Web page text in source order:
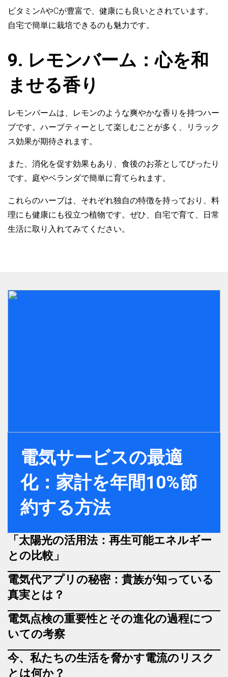
ビタミンAやCが豊富で、健康にも良いとされています。
自宅で簡単に栽培できるのも魅力です。
9. レモンバーム：心を和
ませる香り
レモンバームは、レモンのような爽やかな香りを持つハー
ブです。ハーブティーとして楽しむことが多く、リラック
ス効果が期待されます。
また、消化を促す効果もあり、食後のお茶としてぴったり
です。庭やベランダで簡単に育てられます。
これらのハーブは、それぞれ独自の特徴を持っており、料
理にも健康にも役立つ植物です。ぜひ、自宅で育て、日常
生活に取り入れてみてください。
電気サービスの最適
化：家計を年間10%節
約する方法
「太陽光の活用法：再生可能エネルギー
との比較」
電気代アプリの秘密：貴族が知っている
真実とは？
電気点検の重要性とその進化の過程につ
いての考察
今、私たちの生活を脅かす電流のリスク
とは何か？